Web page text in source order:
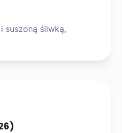
suszoną śliwką,